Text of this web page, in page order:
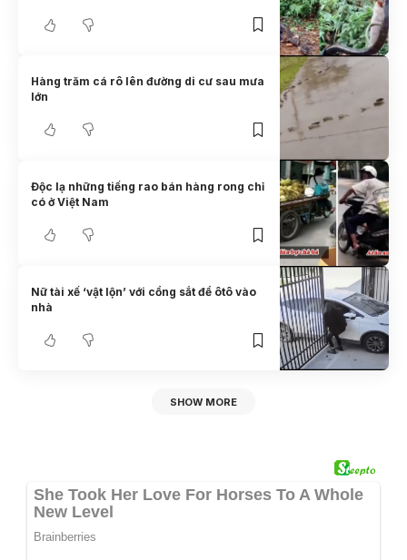
Hàng trăm cá rô lên đường di cư sau mưa
lớn
Độc lạ những tiếng rao bán hàng rong chỉ
có ở Việt Nam
Nữ tài xế ‘vật lộn’ với cổng sắt để ôtô vào
nhà
SHOW MORE